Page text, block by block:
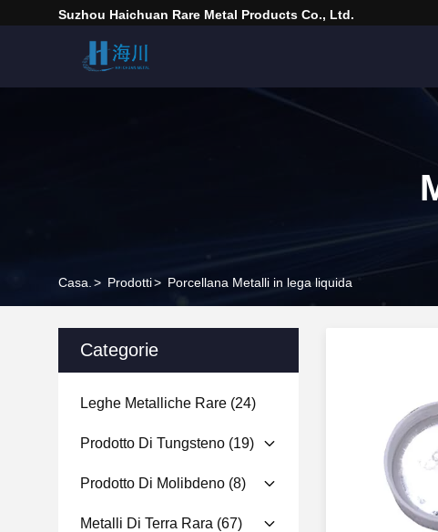
Suzhou Haichuan Rare Metal Products Co., Ltd.
Casa. > Prodotti> Porcellana Metalli in lega liquida
Categorie
Leghe Metalliche Rare (24)
Prodotto Di Tungsteno (19)
Prodotto Di Molibdeno (8)
Metalli Di Terra Rara (67)